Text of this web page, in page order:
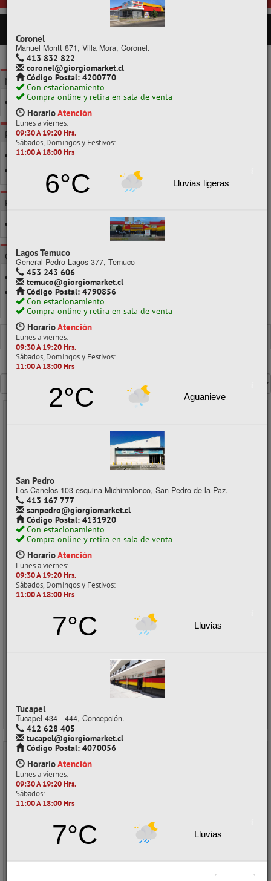
Coronel
Manuel Montt 871, Villa Mora, Coronel.
413 832 822
coronel@giorgiomarket.cl
Código Postal: 4200770
Con estacionamiento
Compra online y retira en sala de venta
HorarioAtención
Lunes a viernes:
09:30 A 19:20 Hrs.
Sábados, Domingos y Festivos:
11:00 A 18:00 Hrs
6°C Lluvias ligeras
Lagos Temuco
General Pedro Lagos 377, Temuco
453 243 606
temuco@giorgiomarket.cl
Código Postal: 4790856
Con estacionamiento
Compra online y retira en sala de venta
HorarioAtención
Lunes a viernes:
09:30 A 19:20 Hrs.
Sábados, Domingos y Festivos:
11:00 A 18:00 Hrs
2°C Aguanieve
San Pedro
Los Canelos 103 esquina Michimalonco, San Pedro de la Paz.
413 167 777
sanpedro@giorgiomarket.cl
Código Postal: 4131920
Con estacionamiento
Compra online y retira en sala de venta
HorarioAtención
Lunes a viernes:
09:30 A 19:20 Hrs.
Sábados, Domingos y Festivos:
11:00 A 18:00 Hrs
7°C Lluvias
Tucapel
Tucapel 434 - 444, Concepción.
412 628 405
tucapel@giorgiomarket.cl
Código Postal: 4070056
HorarioAtención
Lunes a viernes:
09:30 A 19:20 Hrs.
Sábados:
11:00 A 18:00 Hrs
7°C Lluvias
PRODUCTOS
MARCA
ATLANTIK
POR CLASE
1000GR/1 KILO
POR CARACTERÍSTICA
CATEGORÍAS
PISTOLA DE SILICONA
SILICONA EN BARRA
Ver todo en Siliconas
SILICONAS
Mostrando un máximo de 40 resultados por página
SILICONA BARRA 07 MM X 25 CM TRANSPARENTE 10 UNID + 1 UNID
GLITTER TORRE
CÓDIGO: 03031022
Despacho a domicilio (Stock: 500+)
Retiro en tienda (Stock: 206)
$1.890 con IVA
Ahorro: $ 630
Comprar / Cotizar